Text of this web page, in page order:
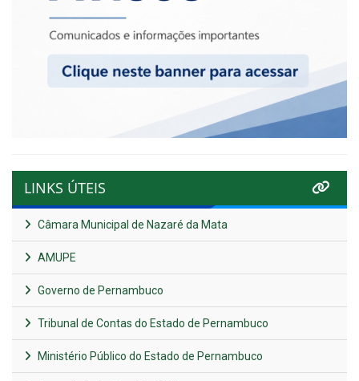
LINKS ÚTEIS
Câmara Municipal de Nazaré da Mata
AMUPE
Governo de Pernambuco
Tribunal de Contas do Estado de Pernambuco
Ministério Público do Estado de Pernambuco